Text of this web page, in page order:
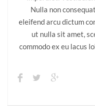
Nulla non
eleifend arcu dictum
ut nulla sit amet,
commodo ex eu lacus